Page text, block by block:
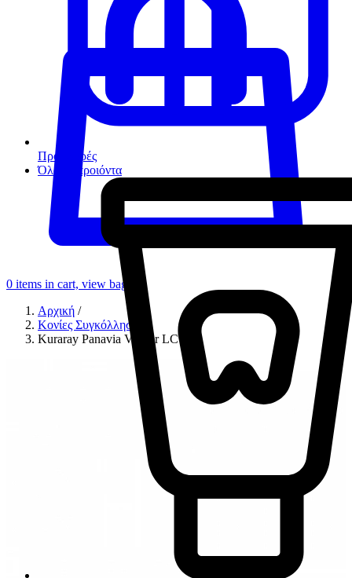
Προσφορές
Όλα τα προιόντα
0 items in cart, view bag
Αρχική /
Κονίες Συγκόλλησης
Kuraray Panavia Veneer LC